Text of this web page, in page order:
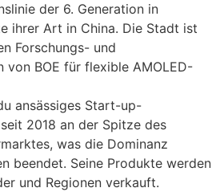
der 6. Generation in
ihrer Art in China. Die Stadt ist
Forschungs- und
von BOE für flexible AMOLED-
ansässiges Start-up-
2018 an der Spitze des
was die Dominanz
beendet. Seine Produkte werden
und Regionen verkauft.